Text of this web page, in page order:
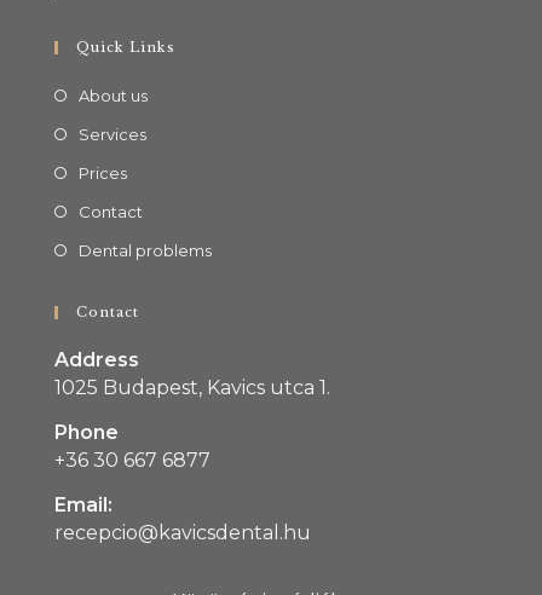
Quick Links
About us
Services
Prices
Contact
Dental problems
Contact
Address
1025 Budapest, Kavics utca 1.
Phone
+36 30 667 6877
Email:
recepcio@kavicsdental.hu